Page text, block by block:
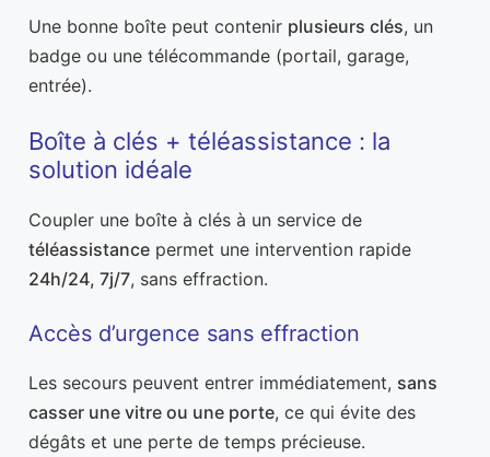
Une bonne boîte peut contenir plusieurs clés, un
badge ou une télécommande (portail, garage,
entrée).
Boîte à clés + téléassistance : la
solution idéale
Coupler une boîte à clés à un service de
téléassistance permet une intervention rapide
24h/24, 7j/7, sans effraction.
Accès d’urgence sans effraction
Les secours peuvent entrer immédiatement, sans
casser une vitre ou une porte, ce qui évite des
dégâts et une perte de temps précieuse.